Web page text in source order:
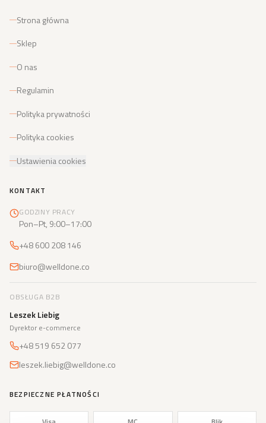
Strona główna
Sklep
O nas
Regulamin
Polityka prywatności
Polityka cookies
Ustawienia cookies
KONTAKT
GODZINY PRACY
Pon–Pt, 9:00–17:00
+48 600 208 146
biuro@welldone.co
OBSŁUGA B2B
Leszek Liebig
Dyrektor e-commerce
+48 519 652 077
leszek.liebig@welldone.co
BEZPIECZNE PŁATNOŚCI